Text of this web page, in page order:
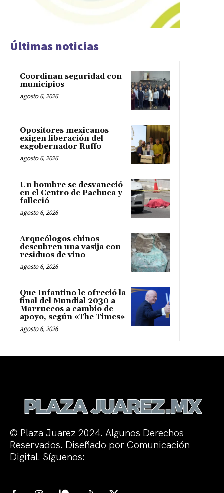
Últimas noticias
Coordinan seguridad con
municipios
agosto 6, 2026
Opositores mexicanos
exigen liberación del
exgobernador Ruffo
agosto 6, 2026
Un hombre se desvaneció
en el Centro de Pachuca y
falleció
agosto 6, 2026
Arqueólogos chinos
descubren una vasija con
residuos de vino
agosto 6, 2026
Que Infantino le ofreció la
final del Mundial 2030 a
Marruecos a cambio de
apoyo, según «The Times»
agosto 6, 2026
© Plaza Juarez 2024. Algunos Derechos
Reservados. Diseñado por Comunicación
Digital. Síguenos: